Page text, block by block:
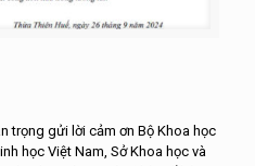
trọng gửi lời cảm ơn Bộ Khoa học
học Việt Nam, Sở Khoa học và